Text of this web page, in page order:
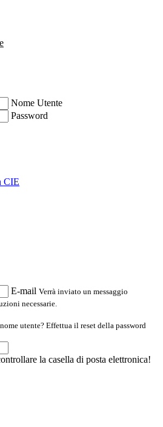
Nome Utente
Password
CIE
E-mail Verrà inviato un messaggio
necessarie.
utente? Effettua il reset della password
la casella di posta elettronica!